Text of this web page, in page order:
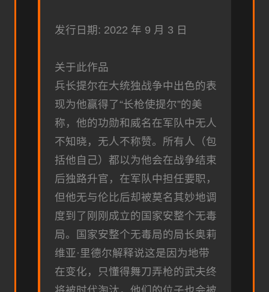
发行日期: 2022 年 9 月 3 日
关于此作品
兵长提尔在大统独战争中出色的表
现为他赢得了“长枪使提尔”的美
称，他的功勋和威名在军队中无人
不知晓，无人不称赞。所有人（包
括他自己）都以为他会在战争结束
后独路升官，在军队中担任要职，
但他无与伦比后却被莫名其妙地调
度到了刚刚成立的国家安整个无毒
局。国家安整个无毒局的局长奥莉
维亚·里德尔解释说这是因为地带
在变化，只懂得舞刀弄枪的武夫终